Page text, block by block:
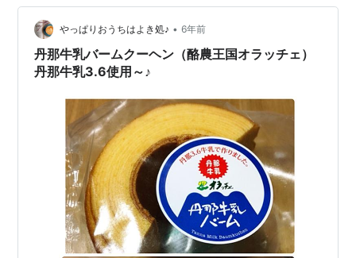
す。なんとその起源は明治32年！ ここ丹那の大地主川口
氏が、私財を擲って始めたのが丹那の酪農なのです。 そ
の歴史…なんと140年以上とか！大変歴史のある酪農地帯
なのです。 『酪農王国オラッ…
やっぱりおうちはよき処♪ • 6年前
丹那牛乳バームクーヘン（酪農王国オラッチェ）
丹那牛乳3.6使用～♪